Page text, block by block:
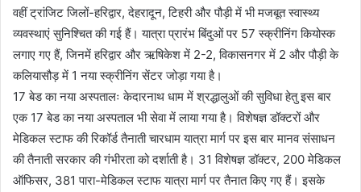
वहीं ट्रांजिट जिलों-हरिद्वार, देहरादून, टिहरी और पौड़ी में भी मजबूत स्वास्थ्य
व्यवस्थाएं सुनिश्चित की गई हैं। यात्रा प्रारंभ बिंदुओं पर 57 स्क्रीनिंग कियोस्क
लगाए गए हैं, जिनमें हरिद्वार और ऋषिकेश में 2-2, विकासनगर में 2 और पौड़ी के
कलियासौड़ में 1 नया स्क्रीनिंग सेंटर जोड़ा गया है।
17 बेड का नया अस्पतालः केदारनाथ धाम में श्रद्धालुओं की सुविधा हेतु इस बार
एक 17 बेड का नया अस्पताल भी सेवा में लाया गया है। विशेषज्ञ डॉक्टरों और
मेडिकल स्टाफ की रिकॉर्ड तैनाती चारधाम यात्रा मार्ग पर इस बार मानव संसाधन
की तैनाती सरकार की गंभीरता को दर्शाती है। 31 विशेषज्ञ डॉक्टर, 200 मेडिकल
ऑफिसर, 381 पारा-मेडिकल स्टाफ यात्रा मार्ग पर तैनात किए गए हैं। इसके